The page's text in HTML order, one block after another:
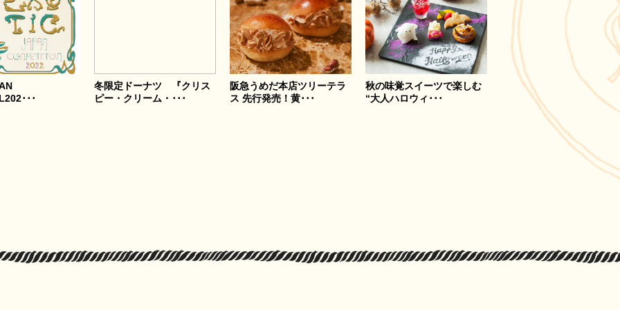
･･･
冬限定ドーナツ 『クリス
ピー・クリーム・･･･
阪急うめだ本店ツリーテラ
ス 先行発売！黄･･･
秋の味覚スイーツで楽しむ
“大人ハロウィ･･･